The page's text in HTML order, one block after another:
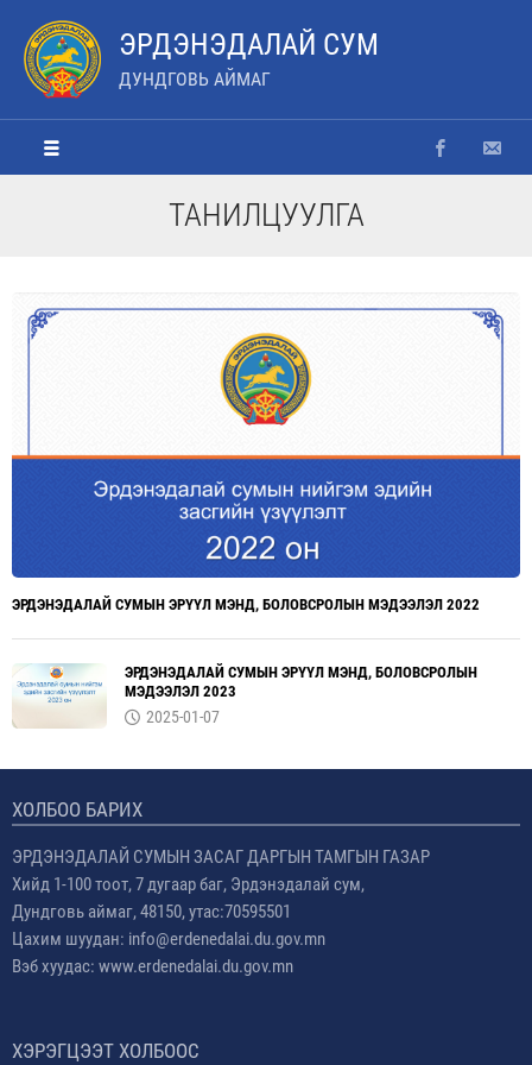
ЭРДЭНЭДАЛАЙ СУМ
ДУНДГОВЬ АЙМАГ
ТАНИЛЦУУЛГА
ЭРДЭНЭДАЛАЙ СУМЫН ЭРҮҮЛ МЭНД, БОЛОВСРОЛЫН МЭДЭЭЛЭЛ 2022
ЭРДЭНЭДАЛАЙ СУМЫН ЭРҮҮЛ МЭНД, БОЛОВСРОЛЫН
МЭДЭЭЛЭЛ 2023
2025-01-07
ХОЛБОО БАРИХ
ЭРДЭНЭДАЛАЙ СУМЫН ЗАСАГ ДАРГЫН ТАМГЫН ГАЗАР
Хийд 1-100 тоот, 7 дугаар баг, Эрдэнэдалай сум,
Дундговь аймаг, 48150, утас:70595501
Цахим шуудан: info@erdenedalai.du.gov.mn
Вэб хуудас: www.erdenedalai.du.gov.mn
ХЭРЭГЦЭЭТ ХОЛБООС